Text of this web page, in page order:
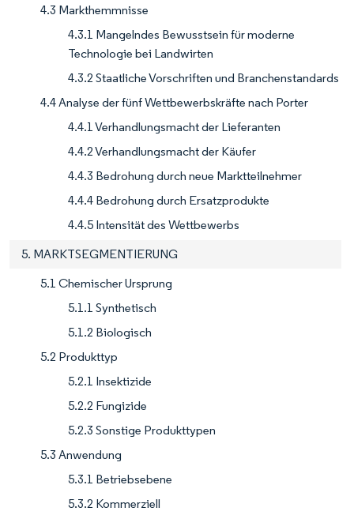
4.3 Markthemmnisse
4.3.1 Mangelndes Bewusstsein für moderne
Technologie bei Landwirten
4.3.2 Staatliche Vorschriften und Branchenstandards
4.4 Analyse der fünf Wettbewerbskräfte nach Porter
4.4.1 Verhandlungsmacht der Lieferanten
4.4.2 Verhandlungsmacht der Käufer
4.4.3 Bedrohung durch neue Marktteilnehmer
4.4.4 Bedrohung durch Ersatzprodukte
4.4.5 Intensität des Wettbewerbs
5. MARKTSEGMENTIERUNG
5.1 Chemischer Ursprung
5.1.1 Synthetisch
5.1.2 Biologisch
5.2 Produkttyp
5.2.1 Insektizide
5.2.2 Fungizide
5.2.3 Sonstige Produkttypen
5.3 Anwendung
5.3.1 Betriebsebene
5.3.2 Kommerziell